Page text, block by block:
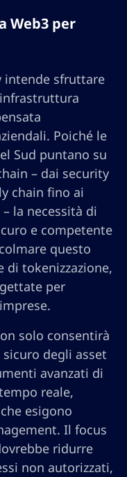
Web3 per
intende sfruttare
Poiché le
Sud puntano su
– dai security
chain fino ai
la necessità di
e competente
questo
di tokenizzazione,
per
solo consentirà
degli asset
avanzati di
reale,
esigono
Il focus
ridurre
non autorizzati,